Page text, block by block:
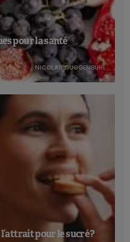
pour la santé
NICOLAS GUGGENBÜHL
pour le sucré ?